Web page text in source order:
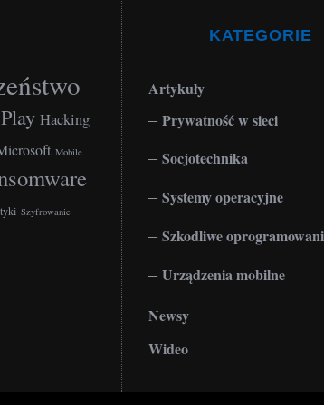
Hacking
Mobile
Szyfrowanie
KATEGORIE
Artykuły
Prywatność w sieci
Socjotechnika
Systemy operacyjne
Szkodliwe
Urządzenia mobilne
Newsy
Wideo